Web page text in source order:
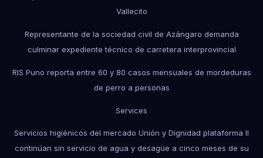
Vallecito
Representante de la sociedad civil de Azángaro demanda
culminar expediente técnico de carretera interprovincial
RIS Puno reporta entre 60 y 80 casos mensuales de mordeduras
de perro a personas
Services
Servicios higiénicos del mercado Unión y Dignidad plataforma II
continúan sin servicio de agua y desagüe a cinco meses de su